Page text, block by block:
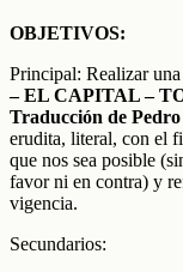
OBJETIVOS:
Principal: Realizar
–EL CAPITAL –
Traducción de
erudita, literal, con el
que nos sea posible
favor ni en contra) y
vigencia.
Secundarios: